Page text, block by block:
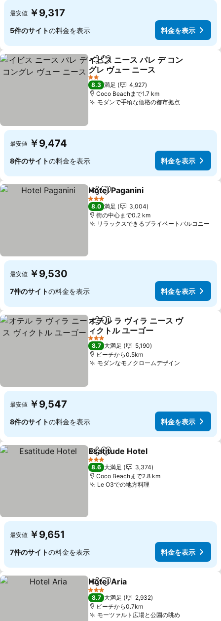
最安値 ￥9,317
5件のサイトの料金を表示 料金を表示
シェアお気に入りに追加
イビス ニース パレ デ コン
グレ ヴュー ニース
料金を表示
2 ホテルのランク
8.3 満足
4,927
Coco Beachまで1.7 km
モダンで手頃な価格の都市拠点料金を表示
最安値 ￥9,474
8件のサイトの料金を表示 料金を表示
シェアお気に入りに追加
Hotel Paganini
3 ホテルのランク
8.0 満足
3,004
街の中心まで0.2 km
リラックスできるプライベートバルコニー
最安値 ￥9,530
7件のサイトの料金を表示 料金を表示
シェアお気に入りに追加
オテル ラ ヴィラ ニース ヴ
ィクトル ユーゴー
料金を表示
3 ホテルのランク
8.7 大満足
5,190
ビーチから0.5km
モダンなモノクロームデザイン
最安値 ￥9,547
8件のサイトの料金を表示 料金を表示
シェアお気に入りに追加
Esatitude Hotel
3 ホテルのランク
8.6 大満足
3,374
Coco Beachまで2.8 km
Le O3での地方料理料金を表示
最安値 ￥9,651
7件のサイトの料金を表示 料金を表示
シェアお気に入りに追加
Hotel Aria
3 ホテルのランク
8.7 大満足
2,932
ビーチから0.7km
モーツァルト広場と公園の眺め